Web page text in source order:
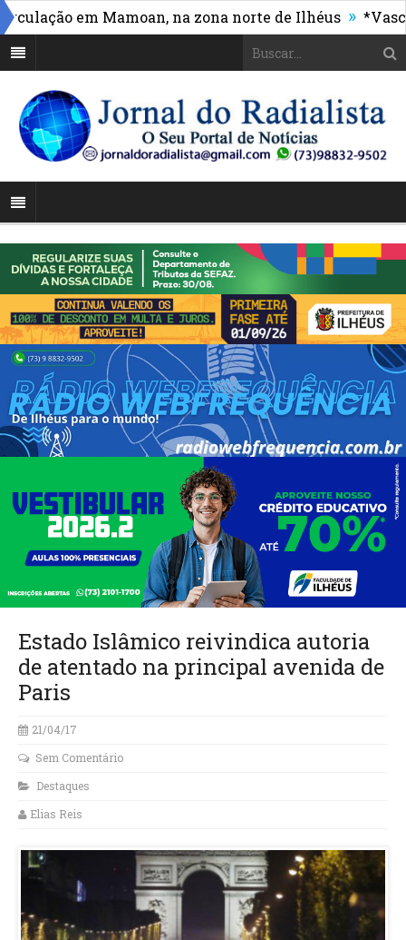
em Mamoan, na zona norte de Ilhéus » *Vasco
Estado Islâmico reivindica autoria
de atentado na principal avenida de
Paris
21/04/17
Sem Comentário
Destaques
Elias Reis